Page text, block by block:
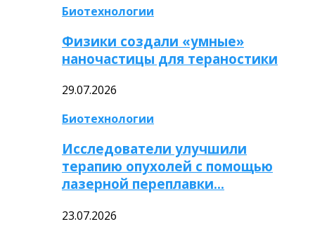
Биотехнологии
Физики создали «умные»
наночастицы для тераностики
29.07.2026
Биотехнологии
Исследователи улучшили
терапию опухолей с помощью
лазерной переплавки…
23.07.2026